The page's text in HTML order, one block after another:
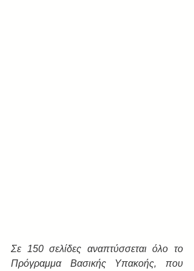
Σε 150 σελίδες αναπτύσσεται όλο το
Πρόγραμμα Βασικής Υπακοής, που